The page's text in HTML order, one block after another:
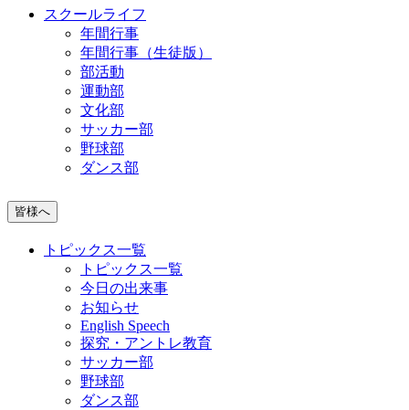
スクールライフ
年間行事
年間行事（生徒版）
部活動
運動部
文化部
サッカー部
野球部
ダンス部
皆様へ
トピックス一覧
トピックス一覧
今日の出来事
お知らせ
English Speech
探究・アントレ教育
サッカー部
野球部
ダンス部